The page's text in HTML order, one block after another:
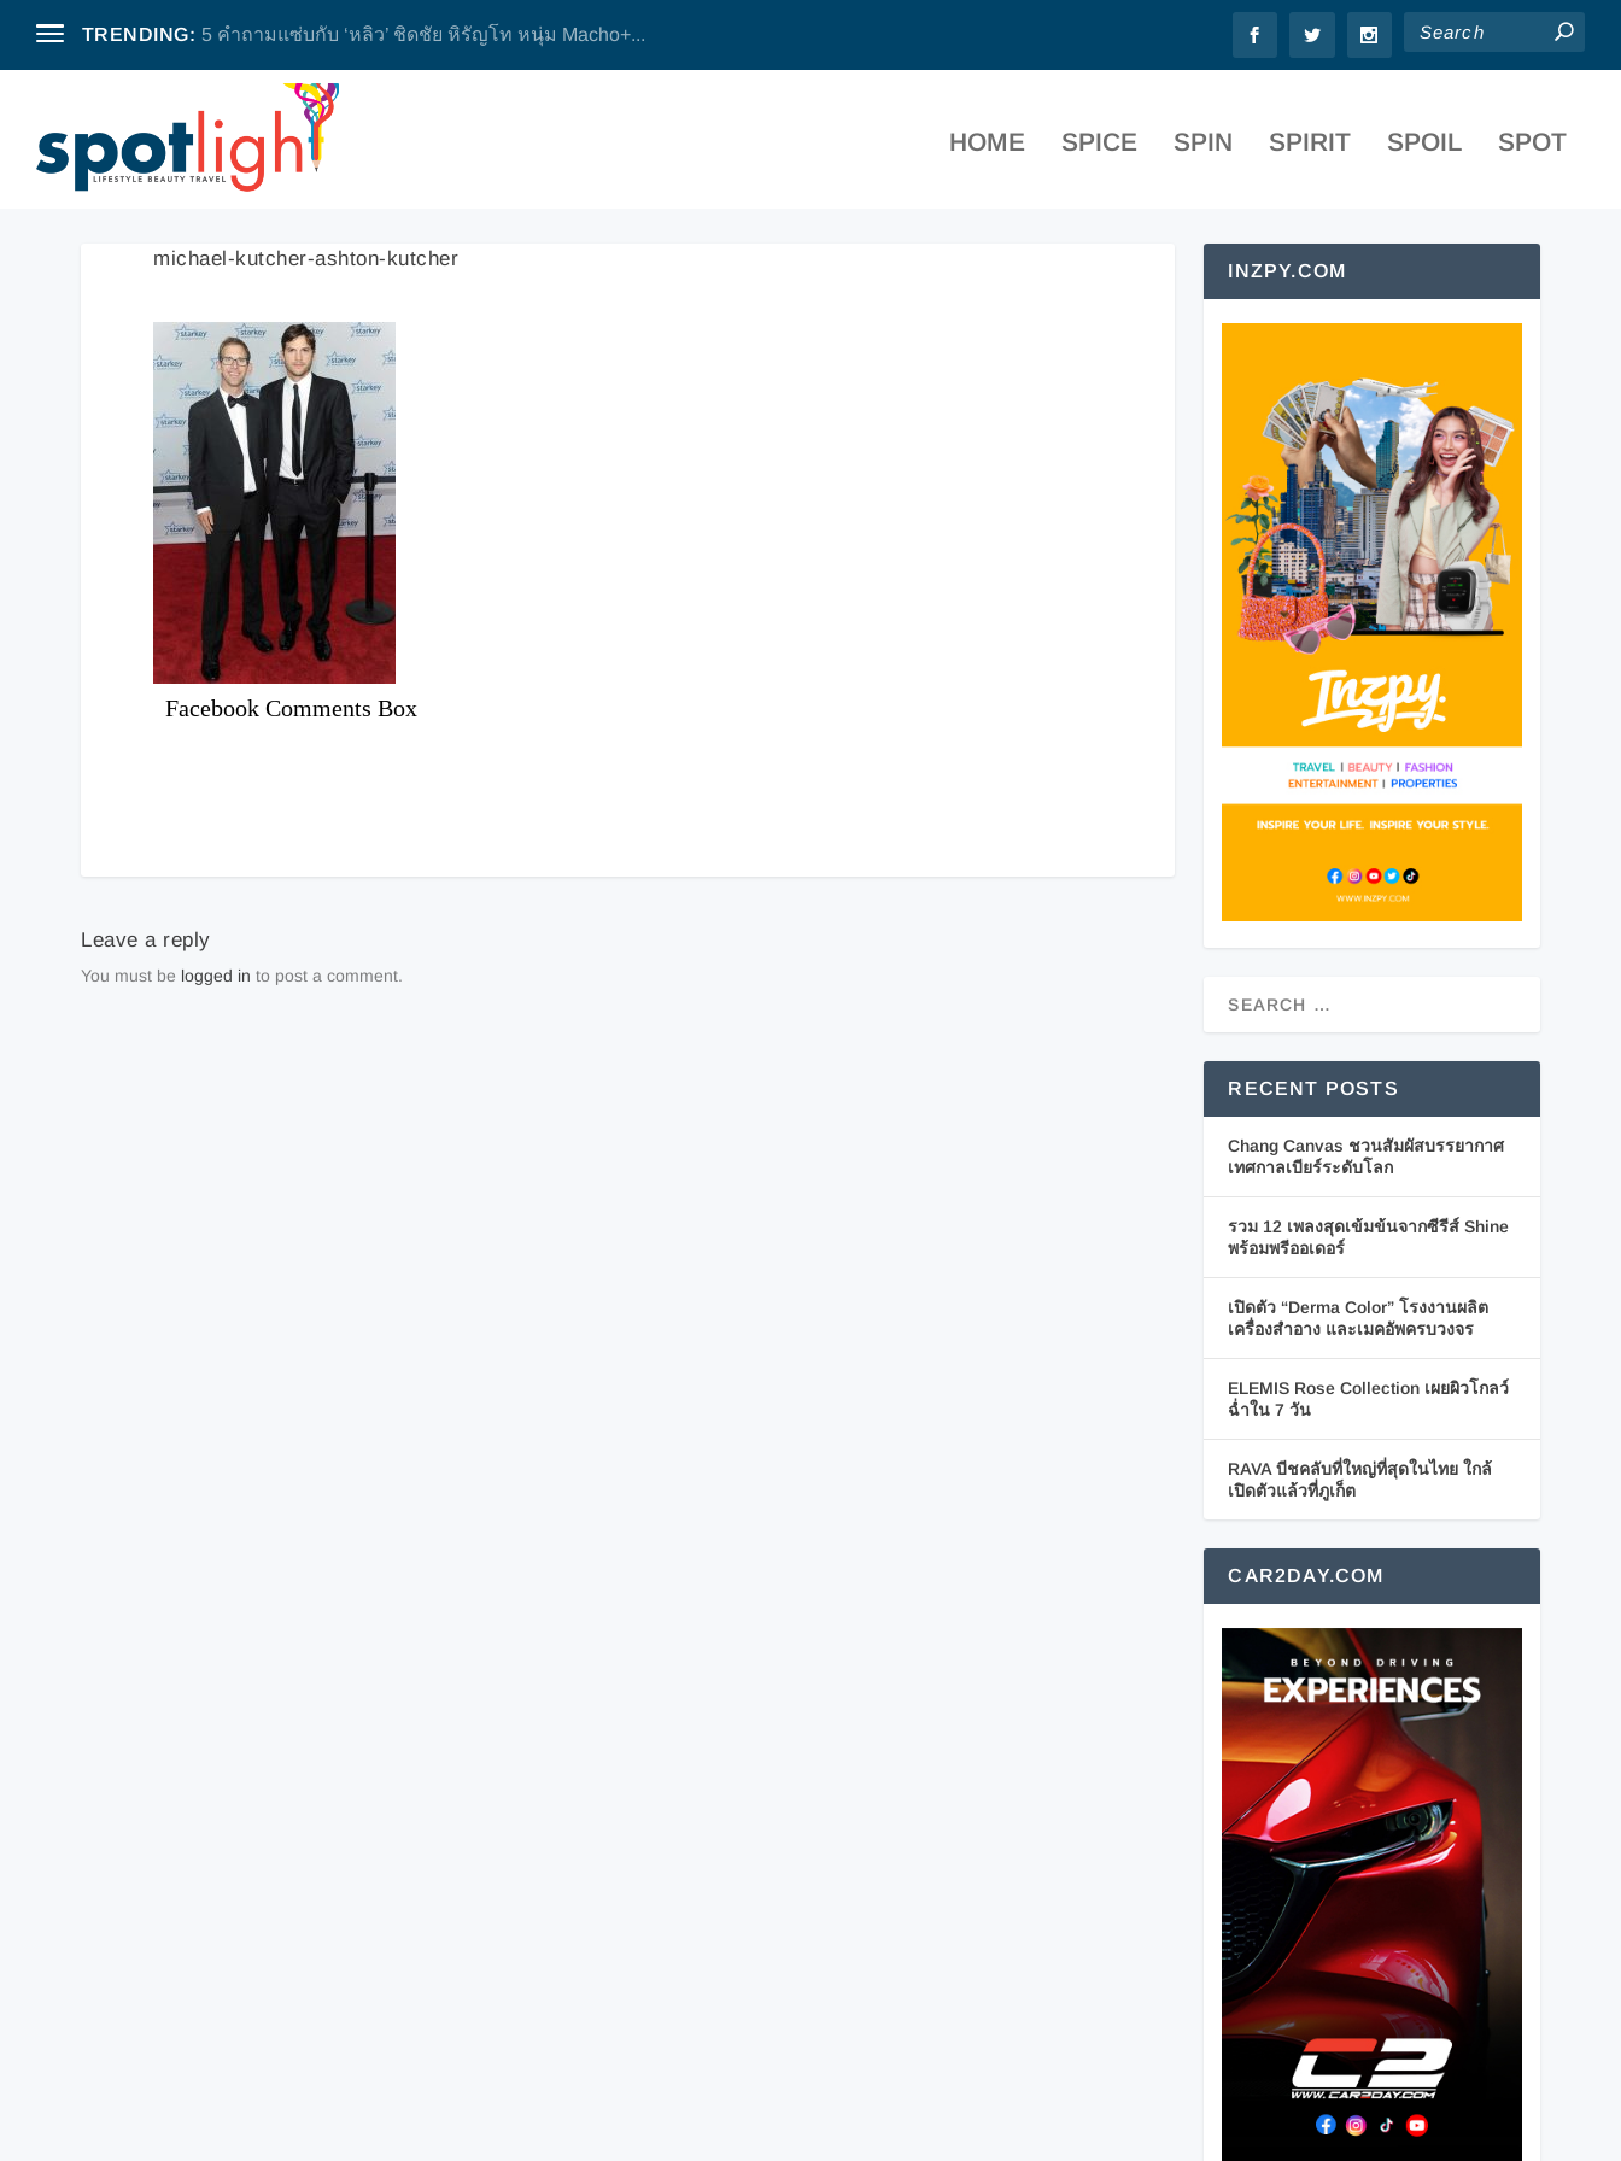
TRENDING: 5 คำถามแซ่บกับ ‘หลิว’ ชิดชัย หิรัญโท หนุ่ม Macho+...
HOME SPICE SPIN SPIRIT SPOIL SPOT
michael-kutcher-ashton-kutcher
Facebook Comments Box
Leave a reply
You must be logged in to post a comment.
INZPY.COM
RECENT POSTS
Chang Canvas ชวนสัมผัสบรรยากาศ
เทศกาลเบียร์ระดับโลก
รวม 12 เพลงสุดเข้มข้นจากซีรีส์ Shine
พร้อมพรีออเดอร์
เปิดตัว “Derma Color” โรงงานผลิต
เครื่องสำอาง และเมคอัพครบวงจร
ELEMIS Rose Collection เผยผิวโกลว์
ฉ่ำใน 7 วัน
RAVA บีชคลับที่ใหญ่ที่สุดในไทย ใกล้
เปิดตัวแล้วที่ภูเก็ต
CAR2DAY.COM